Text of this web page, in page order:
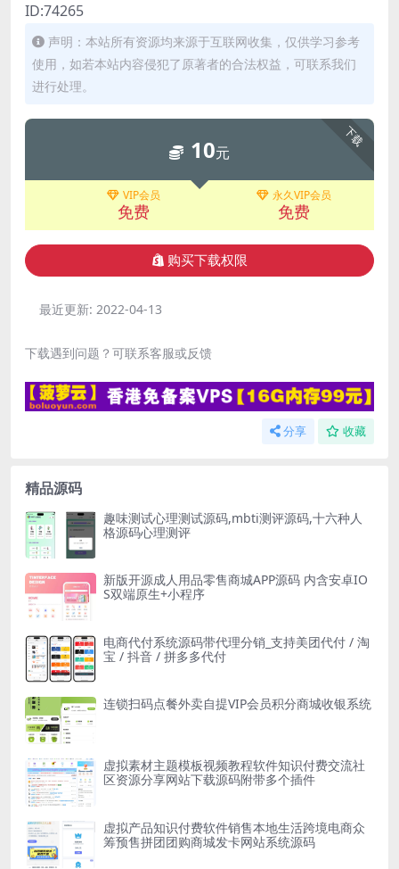
ID:74265
声明：本站所有资源均来源于互联网收集，仅供学习参考
使用，如若本站内容侵犯了原著者的合法权益，可联系我们
进行处理。
下载
10元
VIP会员
免费
永久VIP会员
免费
购买下载权限
最近更新: 2022-04-13
下载遇到问题？可联系客服或反馈
分享 收藏
精品源码
趣味测试心理测试源码,mbti测评源码,十六种人
格源码心理测评
新版开源成人用品零售商城APP源码 内含安卓IO
S双端原生+小程序
电商代付系统源码带代理分销_支持美团代付 / 淘
宝 / 抖音 / 拼多多代付
连锁扫码点餐外卖自提VIP会员积分商城收银系统
虚拟素材主题模板视频教程软件知识付费交流社
区资源分享网站下载源码附带多个插件
虚拟产品知识付费软件销售本地生活跨境电商众
筹预售拼团团购商城发卡网站系统源码